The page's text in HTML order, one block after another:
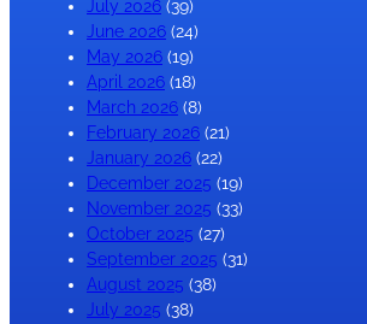
July 2026 (39)
June 2026 (24)
May 2026 (19)
April 2026 (18)
March 2026 (8)
February 2026 (21)
January 2026 (22)
December 2025 (19)
November 2025 (33)
October 2025 (27)
September 2025 (31)
August 2025 (38)
July 2025 (38)